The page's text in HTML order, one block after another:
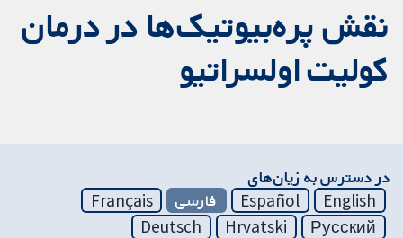
نقش پره‌بیوتیک‌ها در درمان
کولیت اولسراتیو
در دسترس به زیان‌های
English
Español فارسی
Français
Русский
Hrvatski
Deutsch